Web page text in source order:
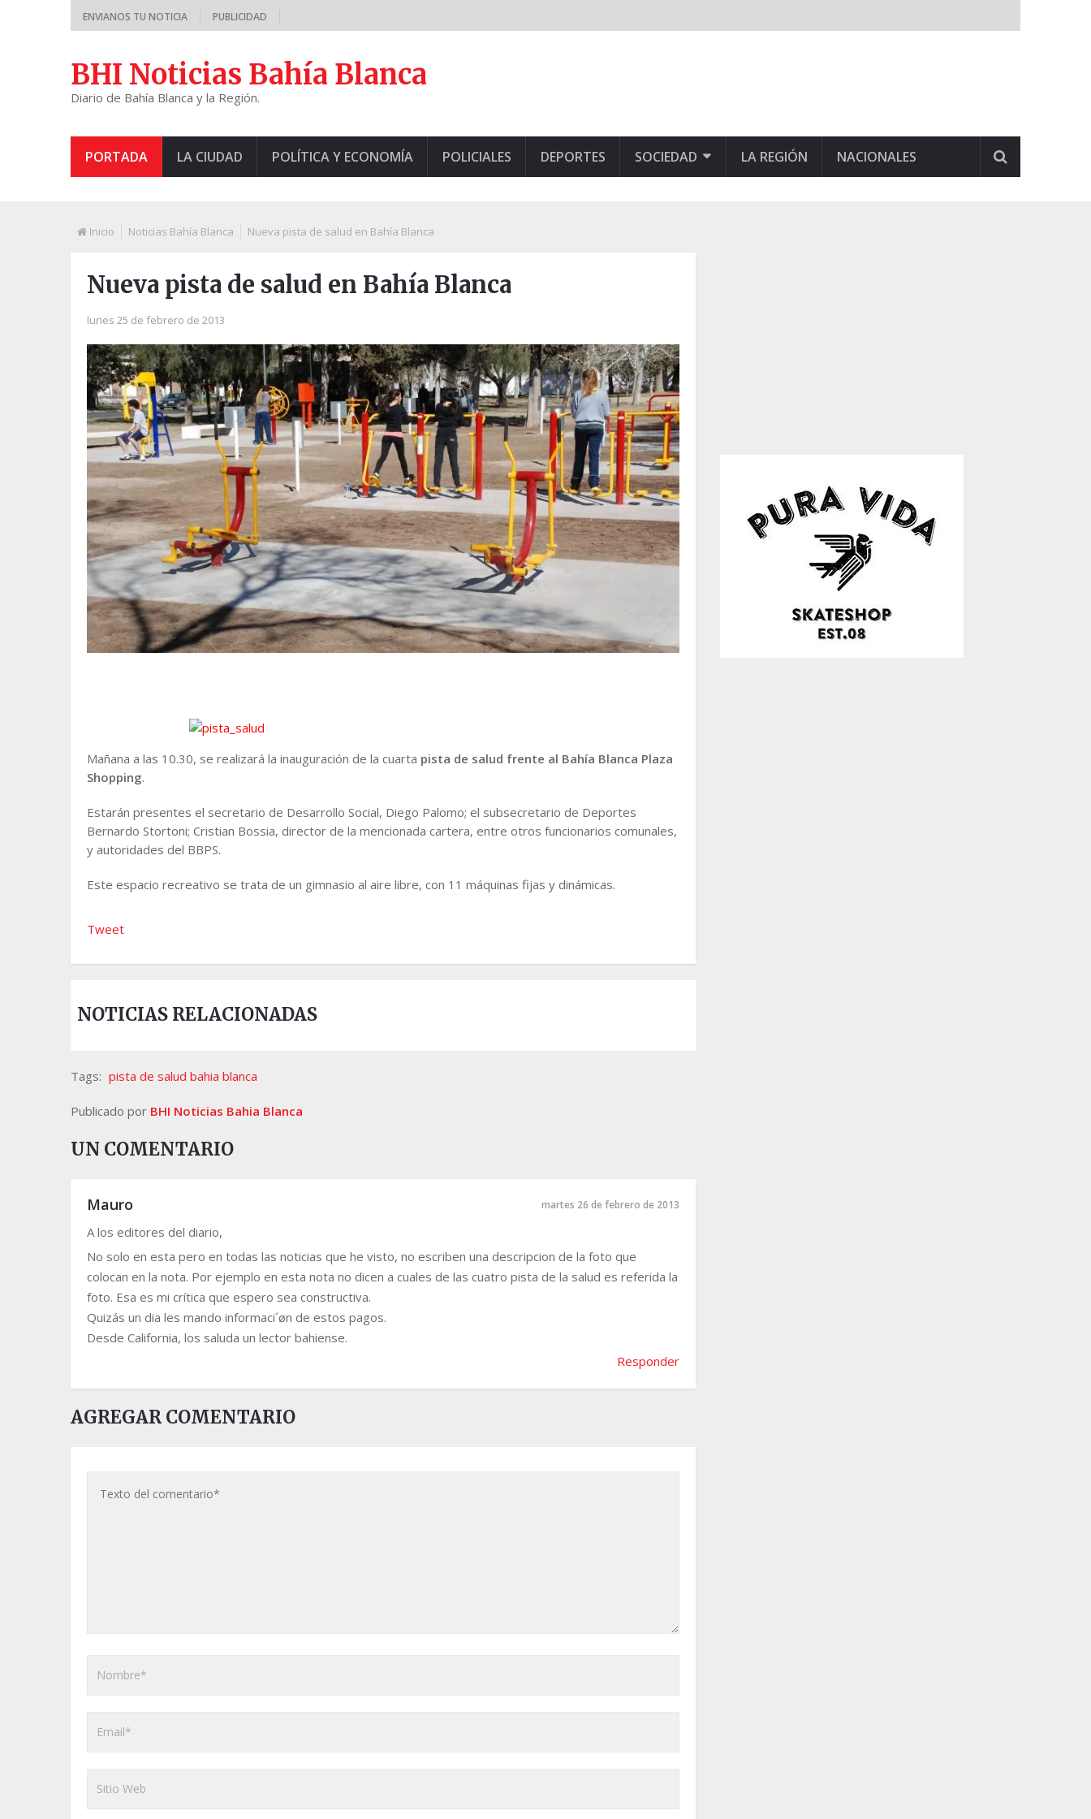
ENVIANOS TU NOTICIA PUBLICIDAD
BHI Noticias Bahía Blanca
Diario de Bahía Blanca y la Región.
PORTADA LA CIUDAD POLÍTICA Y ECONOMÍA POLICIALES DEPORTES SOCIEDAD LA REGIÓN NACIONALES
Inicio Noticias Bahía Blanca Nueva pista de salud en Bahía Blanca
Nueva pista de salud en Bahía Blanca
lunes 25 de febrero de 2013
Mañana a las 10.30, se realizará la inauguración de la cuarta pista de salud frente al Bahía Blanca Plaza
Shopping.
Estarán presentes el secretario de Desarrollo Social, Diego Palomo; el subsecretario de Deportes
Bernardo Stortoni; Cristian Bossia, director de la mencionada cartera, entre otros funcionarios comunales,
y autoridades del BBPS.
Este espacio recreativo se trata de un gimnasio al aire libre, con 11 máquinas fijas y dinámicas.
Tweet
NOTICIAS RELACIONADAS
Tags: pista de salud bahia blanca
Publicado por BHI Noticias Bahia Blanca
UN COMENTARIO
Mauro martes 26 de febrero de 2013
A los editores del diario,
No solo en esta pero en todas las noticias que he visto, no escriben una descripcion de la foto que
colocan en la nota. Por ejemplo en esta nota no dicen a cuales de las cuatro pista de la salud es referida la
foto. Esa es mi crítica que espero sea constructiva.
Quizás un dia les mando informaci´øn de estos pagos.
Desde California, los saluda un lector bahiense.
Responder
AGREGAR COMENTARIO